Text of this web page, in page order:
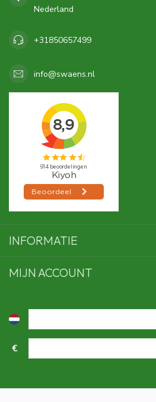
Nederland
+31850657499
info@swaens.nl
INFORMATIE
MIJN ACCOUNT
€